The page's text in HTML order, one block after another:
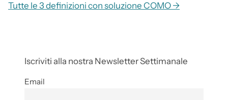
Tutte le 3 definizioni con soluzione COMO →
Iscriviti alla nostra Newsletter Settimanale
Email